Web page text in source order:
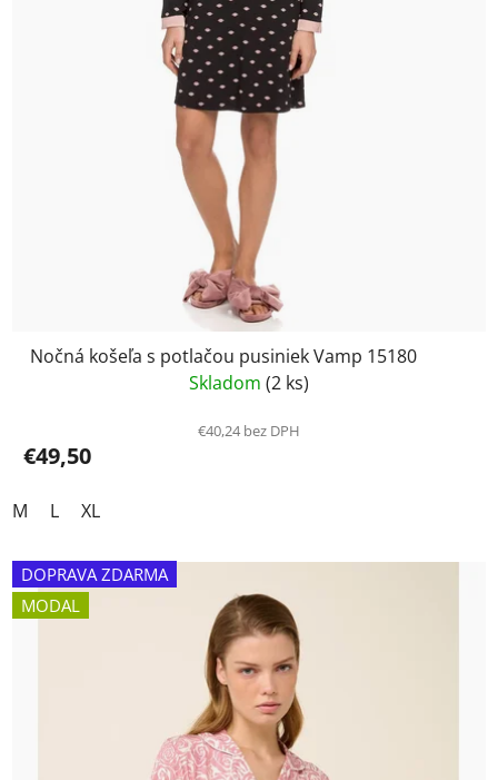
Nočná košeľa s potlačou pusiniek Vamp 15180
Skladom (2 ks)
€40,24 bez DPH
€49,50
M L XL
DOPRAVA ZDARMA
MODAL